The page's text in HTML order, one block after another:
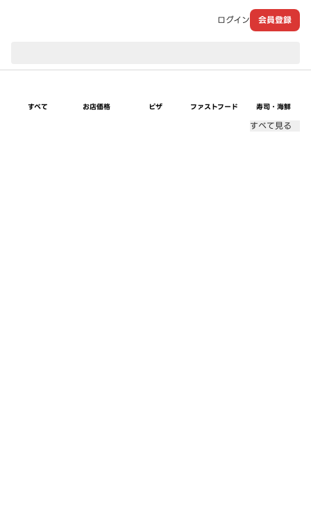
ログイン 会員登録
すべて お店価格 ピザ ファストフード 寿司・海鮮
すべて見る